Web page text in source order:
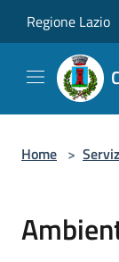
Regione Lazio
Home >